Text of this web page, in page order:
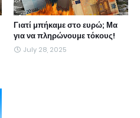
Γιατί μπήκαμε στο ευρώ; Μα
για να πληρώνουμε τόκους!
July 28, 2025